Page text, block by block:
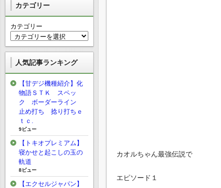
カオルちゃん最強伝説で
エピソード１
カテゴリー
カテゴリー
人気記事ランキング
【甘デジ機種紹介】化
物語ＳＴＫ スペッ
ク ボーダーライン
止め打ち 捻り打ちｅ
ｔｃ.
9ビュー
【トキオプレミアム】
寝かせと起こしの玉の
軌道
8ビュー
【エクセルジャパン】